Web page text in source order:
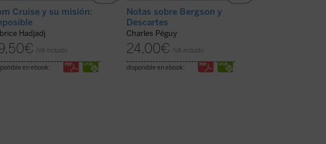
Cruise y su misión:
Hadjadj
€ IVA incluido
en ebook:
Notas sobre Bergson y
Descartes
Charles Péguy
24,00€ IVA incluido
disponible en ebook: